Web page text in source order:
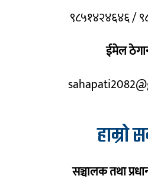
९८५१४२४६४६ /
ईमेल
हाम्रो
सञ्चालक तथा